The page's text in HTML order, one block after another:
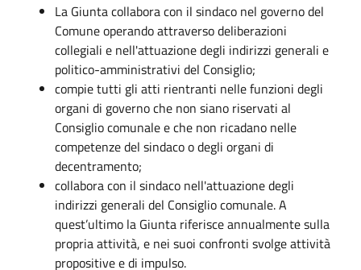
La Giunta collabora con il sindaco nel governo del
Comune operando attraverso deliberazioni
collegiali e nell'attuazione degli indirizzi generali e
politico-amministrativi del Consiglio;
compie tutti gli atti rientranti nelle funzioni degli
organi di governo che non siano riservati al
Consiglio comunale e che non ricadano nelle
competenze del sindaco o degli organi di
decentramento;
collabora con il sindaco nell'attuazione degli
indirizzi generali del Consiglio comunale. A
quest’ultimo la Giunta riferisce annualmente sulla
propria attività, e nei suoi confronti svolge attività
propositive e di impulso.